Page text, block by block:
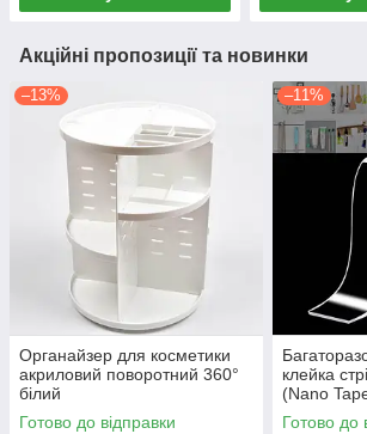
Акційні пропозиції та новинки
–13%
Органайзер для косметики
акриловий поворотний 360°
білий
Готово до відправки
–11%
клейка
(Nano
Готово до